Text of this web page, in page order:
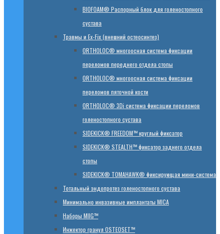
BIOFOAM® Распорный блок для голеностопного
сустава
Травмы и Ex-Fix (внешний остеосинтез)
ORTHOLOC® многоосная система фиксации
переломов переднего отдела стопы
ORTHOLOC® многоосная система фиксации
переломов пяточной кости
ORTHOLOC® 3Di система фиксации переломов
голеностопного сустава
SIDEKICK® FREEDOM™ круглый фиксатор
SIDEKICK® STEALTH™ фиксатор заднего отдела
стопы
SIDEKICK® TOMAHAWK® фиксирующая мини-система
Тотальный эндопротез голеностопного сустава
Минимально инвазивные имплантаты MICA
Наборы MIIG™
Инжектор гранул OSTEOSET™